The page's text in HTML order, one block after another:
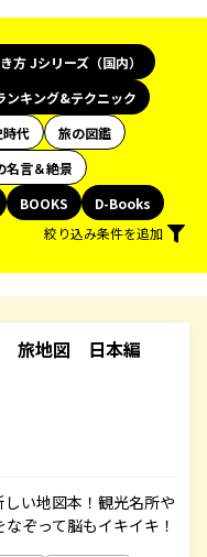
方 Jシリーズ（国内）
ンキング&テクニック
時代
旅の図鑑
名言＆絶景
BOOKS
D-Books
絞り込み条件を追加
旅地図 日本編
い地図本！観光名所や
ぞって脳もイキイキ！